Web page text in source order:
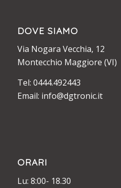
DOVE SIAMO
Via Nogara Vecchia, 12
Montecchio Maggiore (VI)
Tel: 0444.492443
Email: info@dgtronic.it
ORARI
Lu: 8:00- 18.30